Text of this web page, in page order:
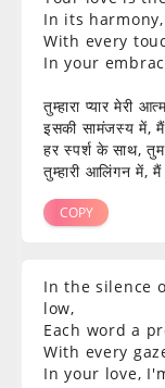
In its
With every
In your
तुम्हारा प्यार मेरी
इसकी सामंजस्य में, मैं
हर स्पर्श के साथ, तुम
तुम्हारी आलिंगन में,
COPY
In the silence
low,
Each word a
With every
In your love,